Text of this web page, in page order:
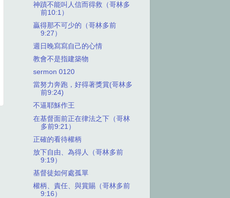
神蹟不能叫人信而得救（哥林多
前10:1）
贏得那不可少的（哥林多前
9:27）
週日晚寫寫自己的心情
教會不是指建築物
sermon 0120
當努力奔跑，好得著獎賞(哥林多
前9:24)
不逼耶穌作王
在基督面前正在律法之下（哥林
多前9:21）
正確的看待權柄
放下自由、為得人（哥林多前
9:19）
基督徒如何處孤單
權柄、責任、與賞賜（哥林多前
9:16）